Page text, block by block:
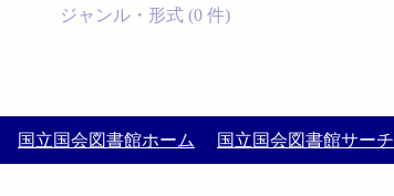
ジャンル・形式 (0 件)
国立国会図書館ホーム 国立国会図書館サーチ